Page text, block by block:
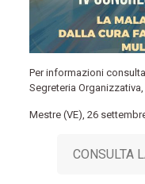
Per informazioni
Segreteria Organizzativa,
Mestre (VE), 26
CONSULTA